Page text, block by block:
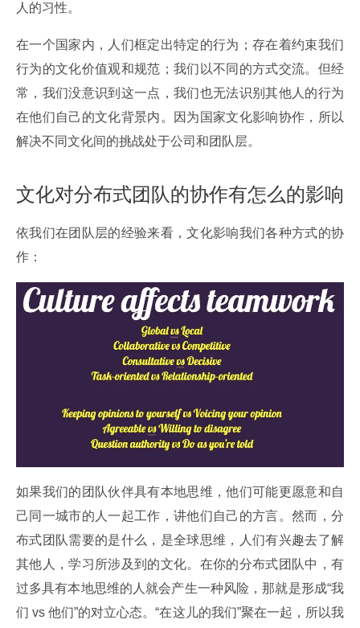
人的习性。
在一个国家内，人们框定出特定的行为；存在着约束我们
行为的文化价值观和规范；我们以不同的方式交流。但经
常，我们没意识到这一点，我们也无法识别其他人的行为
在他们自己的文化背景内。因为国家文化影响协作，所以
解决不同文化间的挑战处于公司和团队层。
文化对分布式团队的协作有怎么的影响
依我们在团队层的经验来看，文化影响我们各种方式的协
作：
如果我们的团队伙伴具有本地思维，他们可能更愿意和自
己同一城市的人一起工作，讲他们自己的方言。然而，分
布式团队需要的是什么，是全球思维，人们有兴趣去了解
其他人，学习所涉及到的文化。在你的分布式团队中，有
过多具有本地思维的人就会产生一种风险，那就是形成“我
们 vs 他们”的对立心态。“在这儿的我们”聚在一起，所以我